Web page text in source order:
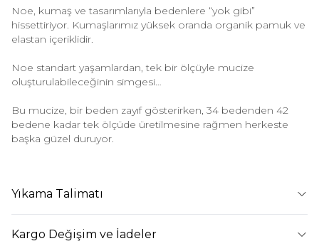
Noe, kumaş ve tasarımlarıyla bedenlere “yok gibi”
hissettiriyor. Kumaşlarımız yüksek oranda organik pamuk ve
elastan içeriklidir.
Noe standart yaşamlardan, tek bir ölçüyle mucize
oluşturulabileceğinin simgesi…
Bu mucize, bir beden zayıf gösterirken, 34 bedenden 42
bedene kadar tek ölçüde üretilmesine rağmen herkeste
başka güzel duruyor.
Yıkama Talimatı
Kargo Değişim ve İadeler